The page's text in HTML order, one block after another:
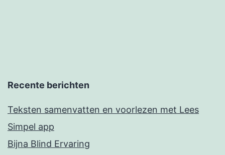
Recente berichten
Teksten samenvatten en voorlezen met Lees
Simpel app
Bijna Blind Ervaring